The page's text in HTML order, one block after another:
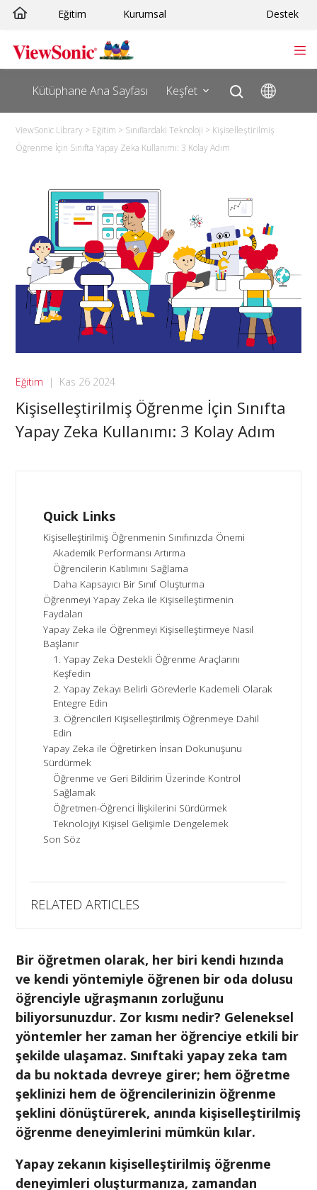
Eğitim Kurumsal Destek
Kütüphane Ana Sayfası Keşfet
ViewSonic Library > Eğitim > Sınıflardaki Teknoloji > Kişiselleştirilmiş
Öğrenme İçin Sınıfta Yapay Zeka Kullanımı: 3 Kolay Adım
Eğitim | Kas 26 2024
Kişiselleştirilmiş Öğrenme İçin Sınıfta
Yapay Zeka Kullanımı: 3 Kolay Adım
Quick Links
Kişiselleştirilmiş Öğrenmenin Sınıfınızda Önemi
Akademik Performansı Artırma
Öğrencilerin Katılımını Sağlama
Daha Kapsayıcı Bir Sınıf Oluşturma
Öğrenmeyi Yapay Zeka ile Kişiselleştirmenin
Faydaları
Yapay Zeka ile Öğrenmeyi Kişiselleştirmeye Nasıl
Başlanır
1. Yapay Zeka Destekli Öğrenme Araçlarını
Keşfedin
2. Yapay Zekayı Belirli Görevlerle Kademeli Olarak
Entegre Edin
3. Öğrencileri Kişiselleştirilmiş Öğrenmeye Dahil
Edin
Yapay Zeka ile Öğretirken İnsan Dokunuşunu
Sürdürmek
Öğrenme ve Geri Bildirim Üzerinde Kontrol
Sağlamak
Öğretmen-Öğrenci İlişkilerini Sürdürmek
Teknolojiyi Kişisel Gelişimle Dengelemek
Son Söz
RELATED ARTICLES
Bir öğretmen olarak, her biri kendi hızında
ve kendi yöntemiyle öğrenen bir oda dolusu
öğrenciyle uğraşmanın zorluğunu
biliyorsunuzdur. Zor kısmı nedir? Geleneksel
yöntemler her zaman her öğrenciye etkili bir
şekilde ulaşamaz. Sınıftaki yapay zeka tam
da bu noktada devreye girer; hem öğretme
şeklinizi hem de öğrencilerinizin öğrenme
şeklini dönüştürerek, anında kişiselleştirilmiş
öğrenme deneyimlerini mümkün kılar.
Yapay zekanın kişiselleştirilmiş öğrenme
deneyimleri oluşturmanıza, zamandan